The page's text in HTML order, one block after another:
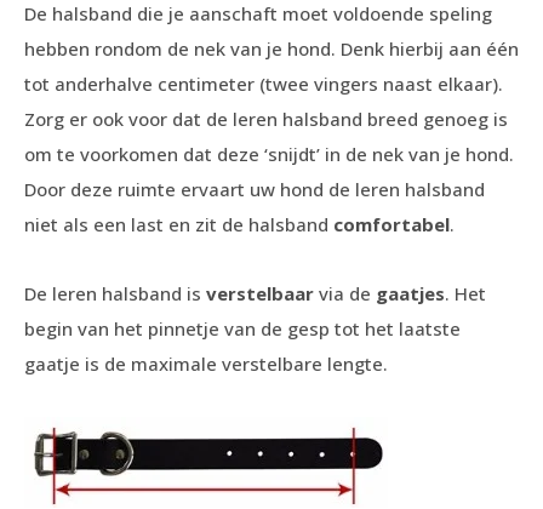
De halsband die je aanschaft moet voldoende speling
hebben rondom de nek van je hond. Denk hierbij aan één
tot anderhalve centimeter (twee vingers naast elkaar).
Zorg er ook voor dat de leren halsband breed genoeg is
om te voorkomen dat deze ‘snijdt’ in de nek van je hond.
Door deze ruimte ervaart uw hond de leren halsband
niet als een last en zit de halsband comfortabel.
De leren halsband is verstelbaar via de gaatjes. Het
begin van het pinnetje van de gesp tot het laatste
gaatje is de maximale verstelbare lengte.